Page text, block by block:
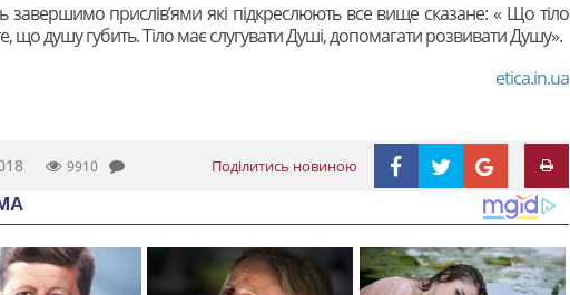
завершимо прислів’ями які підкреслюють все вище сказане: « Що тіло
що душу губить. Тіло має слугувати Душі, допомагати розвивати Душу».
etica.in.ua
9910 Поділитись новиною